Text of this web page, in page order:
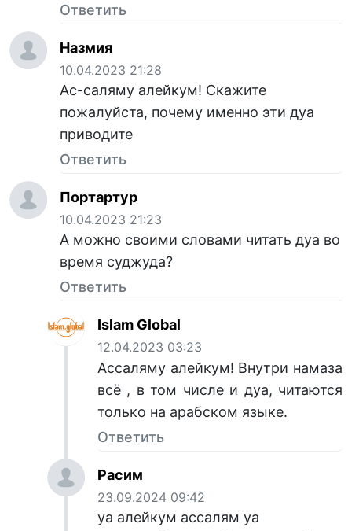
Ответить
Назмия
10.04.2023 21:28
Ас-саляму алейкум! Скажите
пожалуйста, почему именно эти дуа
приводите
Ответить
Портартур
10.04.2023 21:23
А можно своими словами читать дуа во
время суджуда?
Ответить
Islam Global
12.04.2023 03:23
Ассаляму алейкум! Внутри намаза
всё , в том числе и дуа, читаются
только на арабском языке.
Ответить
Расим
23.09.2024 09:42
уа алейкум ассалям уа